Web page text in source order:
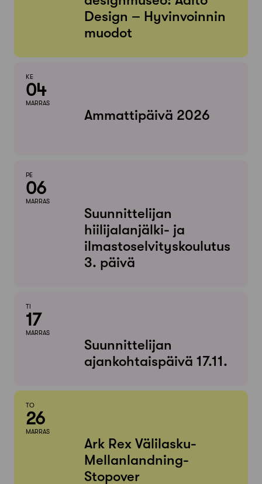
Design – Hyvinvoinnin
muodot
KE
04
MARRAS
Ammattipäivä 2026
PE
06
MARRAS
Suunnittelijan
hiilijalanjälki- ja
ilmastoselvityskoulutus
3. päivä
TI
17
MARRAS
Suunnittelijan
ajankohtaispäivä 17.11.
TO
26
MARRAS
Ark Rex Välilasku-
Mellanlandning-
Stopover